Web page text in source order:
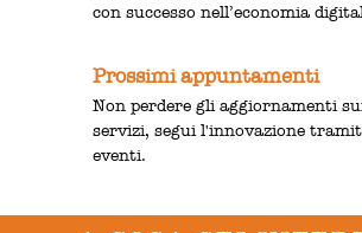
con successo nell’economia
Prossimi appuntamenti
Non perdere gli aggiornamenti
servizi, segui l'innovazione
eventi.